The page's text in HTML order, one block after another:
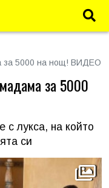
за 5000 на нощ! ВИДЕО
за 5000
с лукса, на който
си